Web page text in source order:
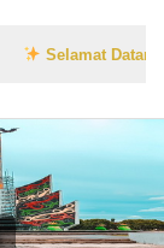
Selamat Datang di